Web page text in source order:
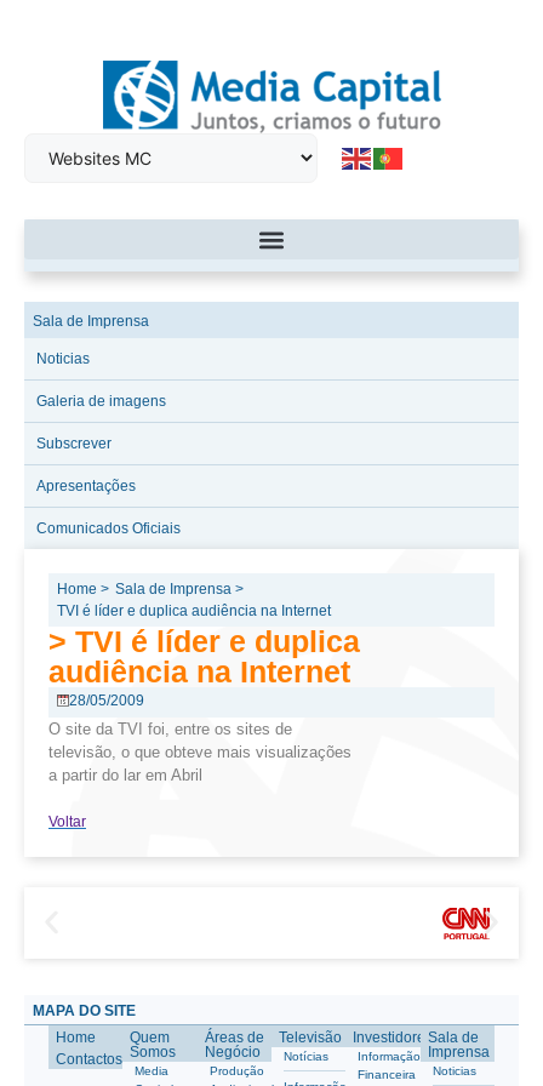
Sala de Imprensa
Noticias
Galeria de imagens
Subscrever
Apresentações
Comunicados Oficiais
Home > Sala de Imprensa >
TVI é líder e duplica audiência na Internet
> TVI é líder e duplica
audiência na Internet
28/05/2009
O site da TVI foi, entre os sites de
televisão, o que obteve mais visualizações
a partir do lar em Abril
Voltar
MAPA DO SITE
Home
Contactos
Quem
Somos
Media
Áreas de
Negócio
Produção
Televisão
Notícias
Investidores
Informação
Financeira
Sala de
Imprensa
Noticias